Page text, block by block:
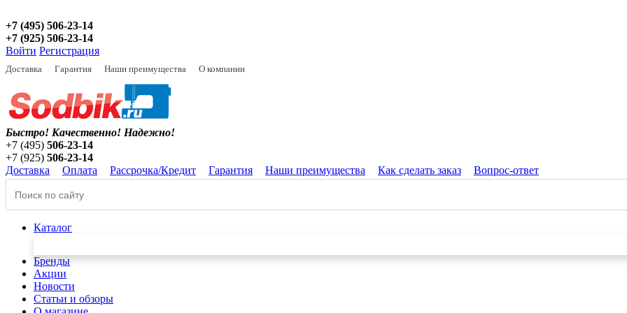
+7 (495) 506-23-14
+7 (925) 506-23-14
Войти Регистрация
Доставка Гарантия Наши преимущества О компании
Быстро! Качественно! Надежно!
+7 (495) 506-23-14
+7 (925) 506-23-14
Доставка
Оплата Рассрочка/Кредит Гарантия Наши преимущества Как сделать заказ Вопрос-ответ
Каталог
Бренды
Акции
Новости
Статьи и обзоры